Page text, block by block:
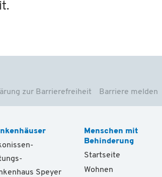
zur Barrierefreiheit Barriere melden
Speyer
Menschen mit
Behinderung
Startseite
Wohnen